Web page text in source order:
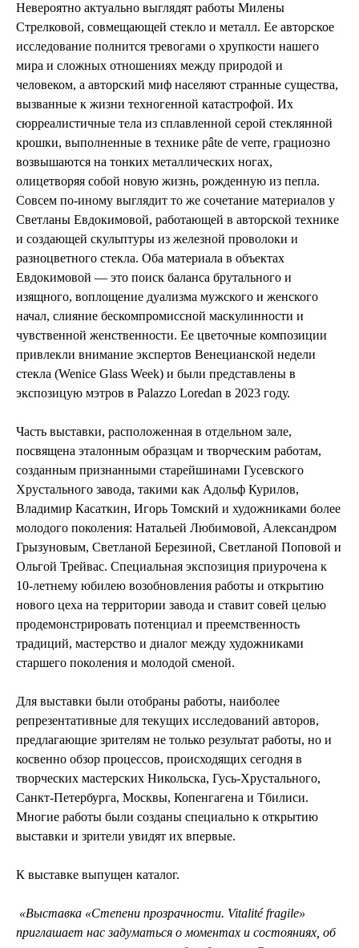
Невероятно актуально выглядят работы Милены
Стрелковой, совмещающей стекло и металл. Ее авторское
исследование полнится тревогами о хрупкости нашего
мира и сложных отношениях между природой и
человеком, а авторский миф населяют странные существа,
вызванные к жизни техногенной катастрофой. Их
сюрреалистичные тела из сплавленной серой стеклянной
крошки, выполненные в технике pâte de verre, грациозно
возвышаются на тонких металлических ногах,
олицетворяя собой новую жизнь, рожденную из пепла.
Совсем по-иному выглядит то же сочетание материалов у
Светланы Евдокимовой, работающей в авторской технике
и создающей скульптуры из железной проволоки и
разноцветного стекла. Оба материала в объектах
Евдокимовой — это поиск баланса брутального и
изящного, воплощение дуализма мужского и женского
начал, слияние бескомпромиссной маскулинности и
чувственной женственности. Ее цветочные композиции
привлекли внимание экспертов Венецианской недели
стекла (Wenice Glass Week) и были представлены в
экспозицую мэтров в Palazzo Loredan в 2023 году.
Часть выставки, расположенная в отдельном зале,
посвящена эталонным образцам и творческим работам,
созданным признанными старейшинами Гусевского
Хрустального завода, такими как Адольф Курилов,
Владимир Касаткин, Игорь Томский и художниками более
молодого поколения: Натальей Любимовой, Александром
Грызуновым, Светланой Березиной, Светланой Поповой и
Ольгой Трейвас. Специальная экспозиция приурочена к
10-летнему юбилею возобновления работы и открытию
нового цеха на территории завода и ставит совей целью
продемонстрировать потенциал и преемственность
традиций, мастерство и диалог между художниками
старшего поколения и молодой сменой.
Для выставки были отобраны работы, наиболее
репрезентативные для текущих исследований авторов,
предлагающие зрителям не только результат работы, но и
косвенно обзор процессов, происходящих сегодня в
творческих мастерских Никольска, Гусь-Хрустального,
Санкт-Петербурга, Москвы, Копенгагена и Тбилиси.
Многие работы были созданы специально к открытию
выставки и зрители увидят их впервые.
К выставке выпущен каталог.
«Выставка «Степени прозрачности. Vitalité fragile»
приглашает нас задуматься о моментах и состояниях, об